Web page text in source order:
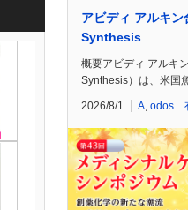
アビディ アルキ
Synthesis
概要アビディ アルキ
Synthesis）は、米国
2026/8/1 A odos